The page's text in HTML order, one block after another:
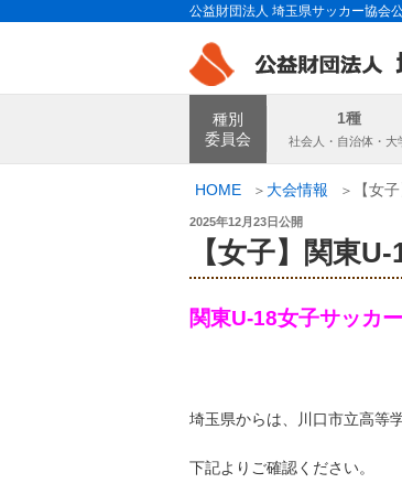
ス
公益財団法人 埼玉県サッカー協会
埼玉県サッ
種別
委員会
1種
HOME 大会情報 【女
投
2025年12月23日公開
【女子】関東
関東U-18女子サッカ
埼玉県からは、川口市立高等
下記よりご確認ください。